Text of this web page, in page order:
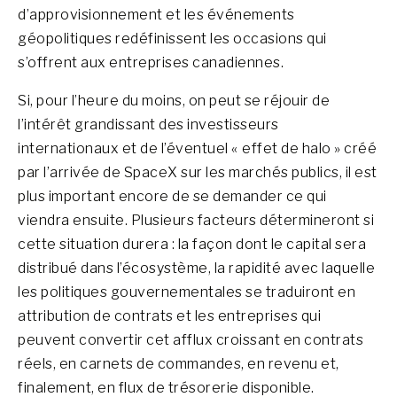
d’approvisionnement et les événements
géopolitiques redéfinissent les occasions qui
s’offrent aux entreprises canadiennes.
Si, pour l’heure du moins, on peut se réjouir de
l’intérêt grandissant des investisseurs
internationaux et de l’éventuel « effet de halo » créé
par l’arrivée de SpaceX sur les marchés publics, il est
plus important encore de se demander ce qui
viendra ensuite. Plusieurs facteurs détermineront si
cette situation durera : la façon dont le capital sera
distribué dans l’écosystème, la rapidité avec laquelle
les politiques gouvernementales se traduiront en
attribution de contrats et les entreprises qui
peuvent convertir cet afflux croissant en contrats
réels, en carnets de commandes, en revenu et,
finalement, en flux de trésorerie disponible.